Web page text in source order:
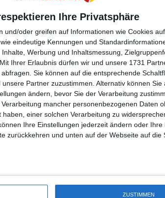
Ihre Privatsphäre
und/oder greifen auf Informationen wie Cookies
eindeutige Kennungen und
Werbung und Inhaltsmessung,
Mit Ihrer Erlaubnis dürfen wir und unsere 1731
Sie können auf die entsprechende
Partner zuzustimmen. Alternativ können Sie
ändern, bevor Sie der Verarbeitung
mancher personenbezogenen Daten
einer solchen Verarbeitung zu
Ihre Einstellungen jederzeit ändern oder Ihre
zurückkehren und unten auf der Webseite auf die
ZUSTIMMEN
t,
B.
on
uss
mal
des
n
nt.
kel